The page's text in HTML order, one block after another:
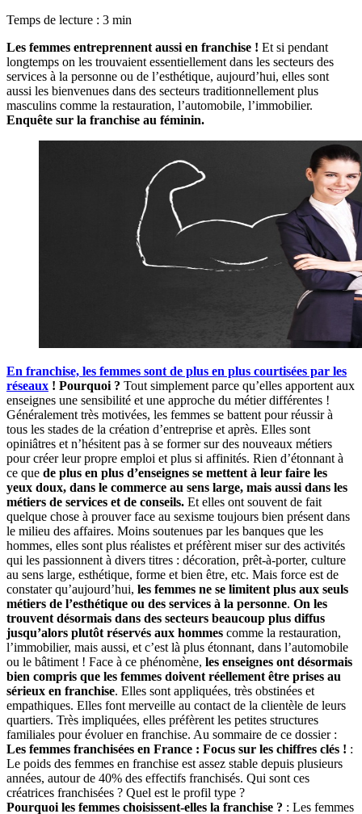
Temps de lecture : 3 min
Les femmes entreprennent aussi en franchise ! Et si pendant
longtemps on les trouvaient essentiellement dans les secteurs des
services à la personne ou de l’esthétique, aujourd’hui, elles sont
aussi les bienvenues dans des secteurs traditionnellement plus
masculins comme la restauration, l’automobile, l’immobilier.
Enquête sur la franchise au féminin.
En franchise, les femmes sont de plus en plus courtisées par les
réseaux ! Pourquoi ? Tout simplement parce qu’elles apportent aux
enseignes une sensibilité et une approche du métier différentes !
Généralement très motivées, les femmes se battent pour réussir à
tous les stades de la création d’entreprise et après. Elles sont
opiniâtres et n’hésitent pas à se former sur des nouveaux métiers
pour créer leur propre emploi et plus si affinités. Rien d’étonnant à
ce que de plus en plus d’enseignes se mettent à leur faire les
yeux doux, dans le commerce au sens large, mais aussi dans les
métiers de services et de conseils. Et elles ont souvent de fait
quelque chose à prouver face au sexisme toujours bien présent dans
le milieu des affaires. Moins soutenues par les banques que les
hommes, elles sont plus réalistes et préfèrent miser sur des activités
qui les passionnent à divers titres : décoration, prêt-à-porter, culture
au sens large, esthétique, forme et bien être, etc. Mais force est de
constater qu’aujourd’hui, les femmes ne se limitent plus aux seuls
métiers de l’esthétique ou des services à la personne. On les
trouvent désormais dans des secteurs beaucoup plus diffus
jusqu’alors plutôt réservés aux hommes comme la restauration,
l’immobilier, mais aussi, et c’est là plus étonnant, dans l’automobile
ou le bâtiment ! Face à ce phénomène, les enseignes ont désormais
bien compris que les femmes doivent réellement être prises au
sérieux en franchise. Elles sont appliquées, très obstinées et
empathiques. Elles font merveille au contact de la clientèle de leurs
quartiers. Très impliquées, elles préfèrent les petites structures
familiales pour évoluer en franchise. Au sommaire de ce dossier :
Les femmes franchisées en France : Focus sur les chiffres clés ! :
Le poids des femmes en franchise est assez stable depuis plusieurs
années, autour de 40% des effectifs franchisés. Qui sont ces
créatrices franchisées ? Quel est le profil type ?
Pourquoi les femmes choisissent-elles la franchise ? : Les femmes